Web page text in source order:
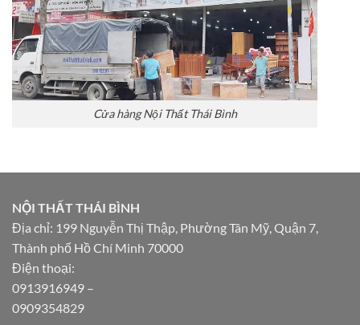
Cửa hàng Nội Thất Thái Bình
NỘI THẤT THÁI BÌNH
Địa chỉ: 199 Nguyễn Thị Thập, Phường Tân Mỹ, Quận 7,
Thành phố Hồ Chí Minh 70000
Điện thoại:
0913916949 –
0909354829